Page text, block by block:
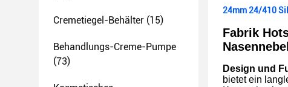
Cremetiegel-Behälter (15)
Behandlungs-Creme-Pumpe
(73)
24mm 24/410
Fabrik
Design und
bietet ein